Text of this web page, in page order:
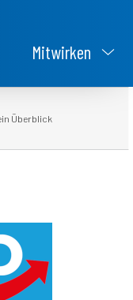
Mitwirken
Überblick